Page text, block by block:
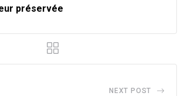
préservée
NEXT POST